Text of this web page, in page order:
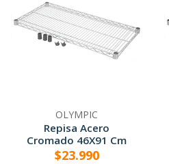
OLYMPIC
Repisa Acero
Cromado 46X91 Cm
$23.990